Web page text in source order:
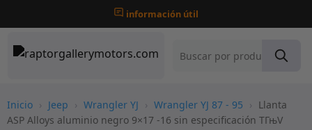
información útil
Inicio › Jeep › Wrangler YJ › Wrangler YJ 87 - 95 › Llanta
ASP Alloys aluminio negro 9×17 -16 sin especificación TГњV